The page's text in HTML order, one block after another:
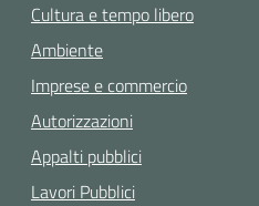
Cultura e tempo libero
Ambiente
Imprese e commercio
Autorizzazioni
Appalti pubblici
Lavori Pubblici